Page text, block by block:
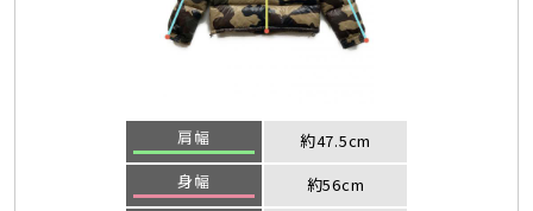
肩幅
約47.5cm
身幅
約56cm